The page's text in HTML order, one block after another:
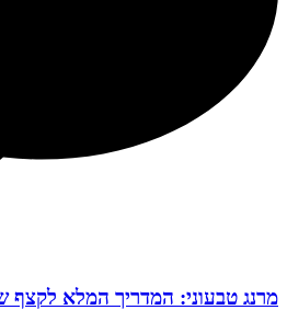
מרנג טבעוני: המדריך המלא